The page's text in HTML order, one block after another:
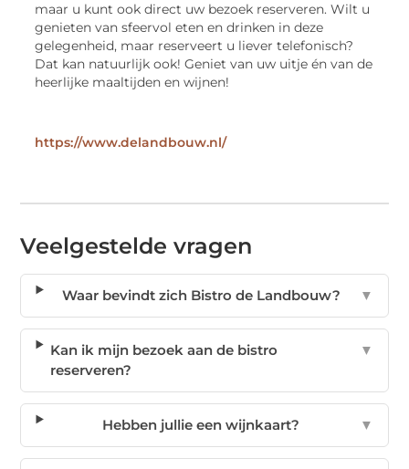
maar u kunt ook direct uw bezoek reserveren. Wilt u
genieten van sfeervol eten en drinken in deze
gelegenheid, maar reserveert u liever telefonisch?
Dat kan natuurlijk ook! Geniet van uw uitje én van de
heerlijke maaltijden en wijnen!
https://www.delandbouw.nl/
Veelgestelde vragen
Waar bevindt zich Bistro de Landbouw? ▼
Kan ik mijn bezoek aan de bistro
reserveren?
▼
Hebben jullie een wijnkaart? ▼